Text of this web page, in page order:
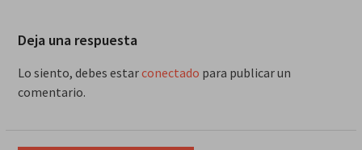
Deja una respuesta
Lo siento, debes estarconectado para publicar un
comentario.